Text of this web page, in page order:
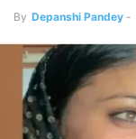
By Depanshi Pandey -